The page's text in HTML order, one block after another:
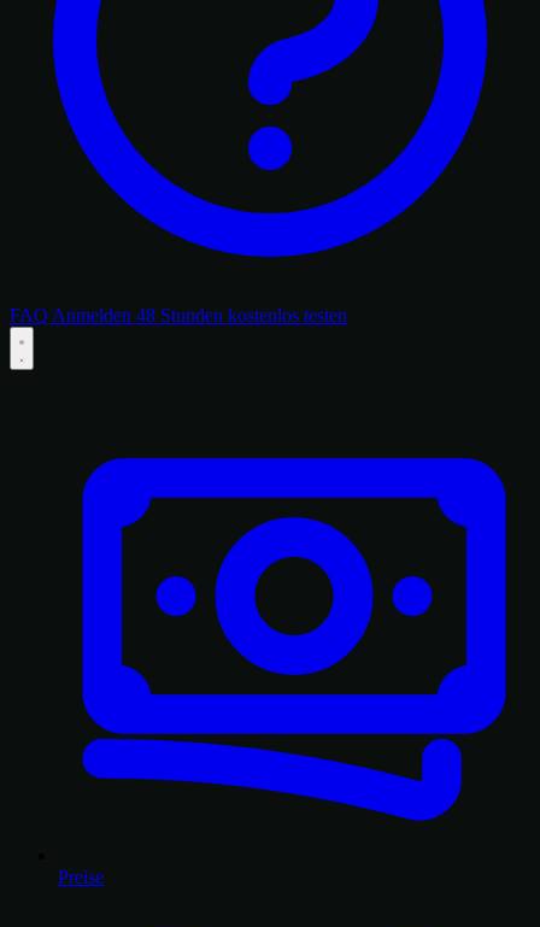
FAQ Anmelden 48 Stunden kostenlos testen
Preise